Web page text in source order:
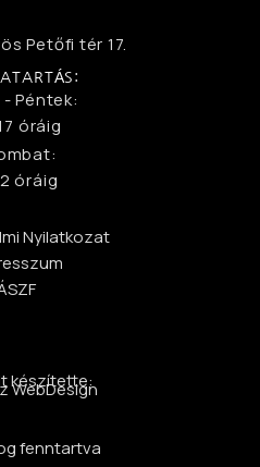
Petőfi tér 17.
Péntek:
óráig
óráig
Nyilatkozat
készítette:
WebDesign
fenntartva